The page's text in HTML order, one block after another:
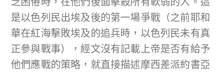
是以色列民出埃及後的第一場爭戰（之前耶和
華在紅海擊敗埃及的追兵時，以色列民未有真
正參與戰事），經文沒有記載上帝是否有給予
他們應戰的策略，就直接描述摩西差派約書亞